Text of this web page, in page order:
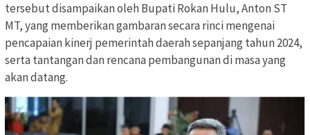
tersebut disampaikan oleh Bupati Rokan Hulu, Anton ST
MT, yang memberikan gambaran secara rinci mengenai
pencapaian kinerj pemerintah daerah sepanjang tahun 2024,
serta tantangan dan rencana pembangunan di masa yang
akan datang.